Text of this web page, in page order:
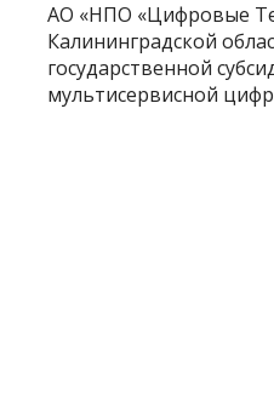
АО «НПО «Цифровые
Калининградской
государственной
мультисервисной